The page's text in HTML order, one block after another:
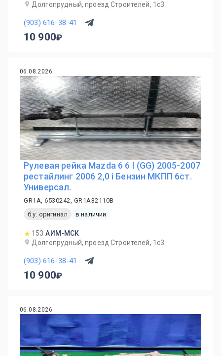
Долгопрудный, проезд Строителей, 1с3
(903) 616-38-41
10 900
06.08.2026
Рулевая рейка Mazda 6 6 I (GG) 2005-2007
рестайлинг 2006 2,0 i Бензин МКПП 6ст.
Универсал.
GR1A, 6530242, GR1A32110B
б.у. оригинал
в наличии
153 АИМ-МСК
Долгопрудный, проезд Строителей, 1с3
(903) 616-38-41
10 900
06.08.2026